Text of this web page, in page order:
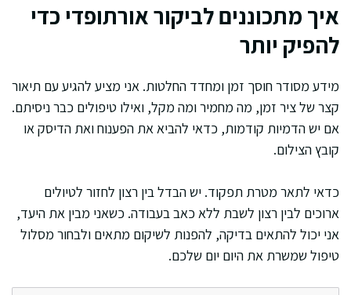
איך מתכוננים לביקור אורתופדי כדי
להפיק יותר
מידע מסודר חוסך זמן ומחדד החלטות. אני מציע להגיע עם תיאור
קצר של ציר זמן, מה מחמיר ומה מקל, ואילו טיפולים כבר ניסיתם.
אם יש הדמיות קודמות, כדאי להביא את הפענוח ואת הדיסק או
קובץ הצילום.
כדאי לתאר מטרת תפקוד. יש הבדל בין רצון לחזור לטיולים
ארוכים לבין רצון לשבת ללא כאב בעבודה. כשאני מבין את היעד,
אני יכול להתאים בדיקה, להפנות לשיקום מתאים ולבחור מסלול
טיפול שמשרת את היום יום שלכם.